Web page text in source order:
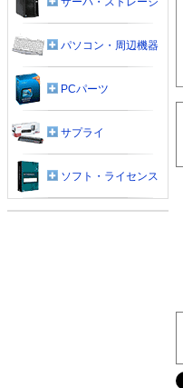
パソコン・周辺機器
PCパーツ
サプライ
ソフト・ライセンス